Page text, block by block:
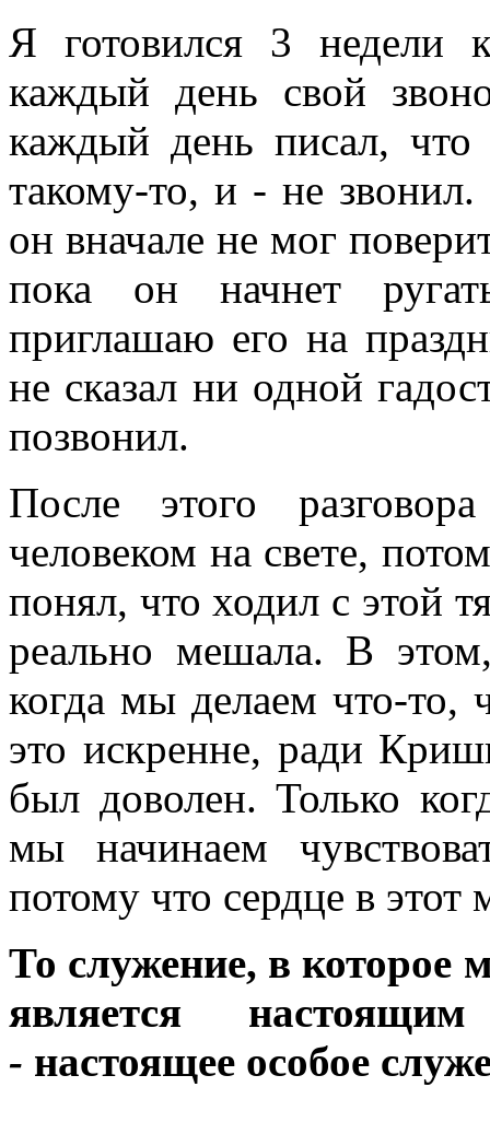
Я готовился 3 недели
каждый день свой
каждый день писал,
такому-то, и - не
он вначале не мог
пока он начнет
приглашаю его на
не сказал ни одной
позвонил.
После этого
человеком на свете,
понял, что ходил с этой
реально мешала. В
когда мы делаем что-то,
это искренне, ради
был доволен. Только
мы начинаем
потому что сердце в
То служение, в которое
является
- настоящее особое